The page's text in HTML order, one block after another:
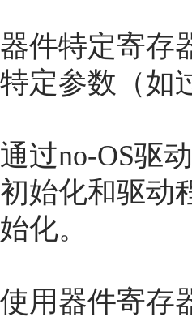
器件特定寄存
特定参数（如
通过no-OS驱
初始化和驱动
始化。
使用器件寄存